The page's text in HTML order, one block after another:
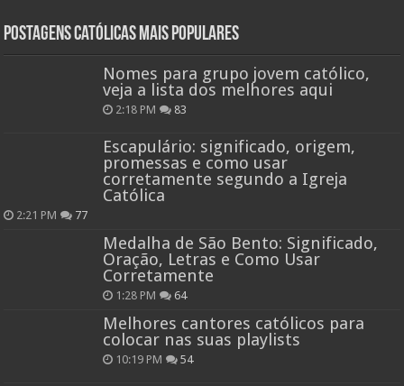
Postagens católicas mais Populares
Nomes para grupo jovem católico,
veja a lista dos melhores aqui
2:18 PM 83
Escapulário: significado, origem,
promessas e como usar
corretamente segundo a Igreja
Católica
2:21 PM 77
Medalha de São Bento: Significado,
Oração, Letras e Como Usar
Corretamente
1:28 PM 64
Melhores cantores católicos para
colocar nas suas playlists
10:19 PM 54